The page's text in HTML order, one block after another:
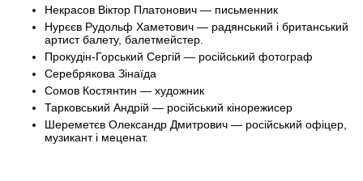
Некрасов Віктор Платонович — письменник
Нурєєв Рудольф Хаметович — радянський і британський
артист балету, балетмейстер.
Прокудін-Горський Сергій — російський фотограф
Серебрякова Зінаїда
Сомов Костянтин — художник
Тарковський Андрій — російський кінорежисер
Шереметєв Олександр Дмитрович — російський офіцер,
музикант і меценат.